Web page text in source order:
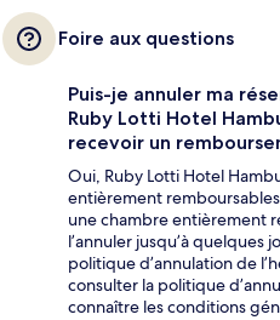
Foire aux questions
Puis-je annuler ma
Ruby Lotti Hotel
recevoir un
Oui, Ruby Lotti Hotel
entièrement
une chambre entièrement
l’annuler jusqu’à quelques
politique d’annulation de
consulter la politique
connaître les conditions